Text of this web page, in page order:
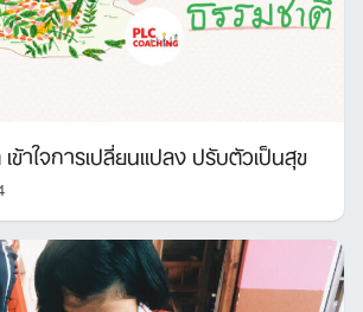
ข้าใจการเปลี่ยนแปลง ปรับตัวเป็นสุข